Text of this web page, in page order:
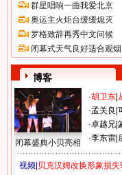
群星唱响一曲我爱北京
奥运主火炬台缓缓熄灭
罗格致辞再秀中文问候
闭幕式天气良好适合观烟
博客
闭幕盛典小贝亮相
·胡卫东
·孟关良
·卓越兄
·李东雷
视频| 贝克汉姆改换形象损